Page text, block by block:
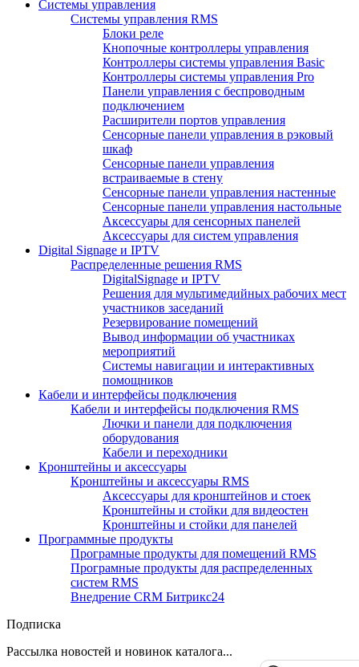
Системы управления
Системы управления RMS
Блоки реле
Кнопочные контроллеры управления
Контроллеры системы управления Basic
Контроллеры системы управления Pro
Панели управления с беспроводным
подключением
Расширители портов управления
Сенсорные панели управления в рэковый
шкаф
Сенсорные панели управления
встраиваемые в стену
Сенсорные панели управления настенные
Сенсорные панели управления настольные
Аксессуары для сенсорных панелей
Аксессуары для систем управления
Digital Signage и IPTV
Распределенные решения RMS
DigitalSignage и IPTV
Решения для мультимедийных рабочих мест
участников заседаний
Резервирование помещений
Вывод информации об участниках
мероприятий
Системы навигации и интерактивных
помощников
Кабели и интерфейсы подключения
Кабели и интерфейсы подключения RMS
Лючки и панели для подключения
оборудования
Кабели и переходники
Кронштейны и аксессуары
Кронштейны и аксессуары RMS
Аксессуары для кронштейнов и стоек
Кронштейны и стойки для видеостен
Кронштейны и стойки для панелей
Программные продукты
Програмные продукты для помещений RMS
Програмные продукты для распределенных
систем RMS
Внедрение CRM Битрикс24
Подписка
Рассылка новостей и новинок каталога...